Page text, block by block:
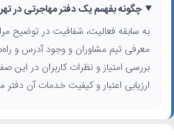
با استفاده از این صفحه، امکان مشاهده
نقشه، دسترسی سریع به راه‌های
انتخاب موسسه مناسب برایخدمات
مطمئن‌تر شود.
چگونه بفهمم یک دفتر مهاجرتی در
به سابقه فعالیت، شفافیت در توضیح
معرفی تیم مشاوران و وجود آدرس و
بررسی امتیاز و نظرات کاربران در این
ارزیابی اعتبار و کیفیت خدمات آن